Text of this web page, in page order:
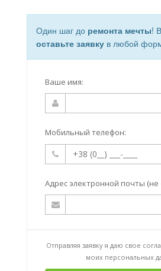
Один шаг до ремонта мечты!
оставьте заявку в любой
Ваше имя:
Мобильный телефон:
Адрес электронной почты (не
Отправляя заявку я даю свое
моих персональных